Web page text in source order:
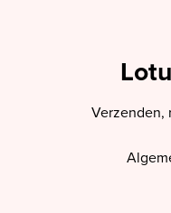
Verzenden,